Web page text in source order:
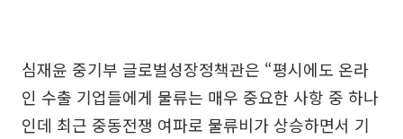
심재윤 중기부 글로벌성장정책관은 “평시에도 온라
인 수출 기업들에게 물류는 매우 중요한 사항 중 하나
인데 최근 중동전쟁 여파로 물류비가 상승하면서 기